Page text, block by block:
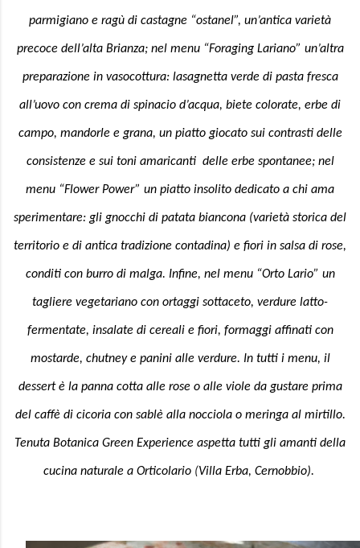
parmigiano e ragù di castagne “ostanel”, un’antica varietà
precoce dell’alta Brianza; nel menu “Foraging Lariano” un’altra
preparazione in vasocottura: lasagnetta verde di pasta fresca
all’uovo con crema di spinacio d’acqua, biete colorate, erbe di
campo, mandorle e grana, un piatto giocato sui contrasti delle
consistenze e sui toni amaricanti delle erbe spontanee; nel
menu “Flower Power” un piatto insolito dedicato a chi ama
sperimentare: gli gnocchi di patata biancona (varietà storica del
territorio e di antica tradizione contadina) e fiori in salsa di rose,
conditi con burro di malga. Infine, nel menu “Orto Lario” un
tagliere vegetariano con ortaggi sottaceto, verdure latto-
fermentate, insalate di cereali e fiori, formaggi affinati con
mostarde, chutney e panini alle verdure. In tutti i menu, il
dessert è la panna cotta alle rose o alle viole da gustare prima
del caffè di cicoria con sablè alla nocciola o meringa al mirtillo.
Tenuta Botanica Green Experience aspetta tutti gli amanti della
cucina naturale a Orticolario (Villa Erba, Cernobbio).